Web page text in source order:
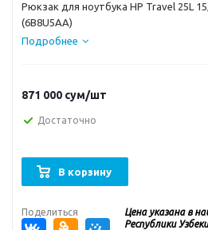
Рюкзак для ноутбука HP Travel 25L
(6B8U5AA)
Подробнее
871 000 сум/шт
Достаточно
В корзину
Поделиться
Цена указана в
Республики